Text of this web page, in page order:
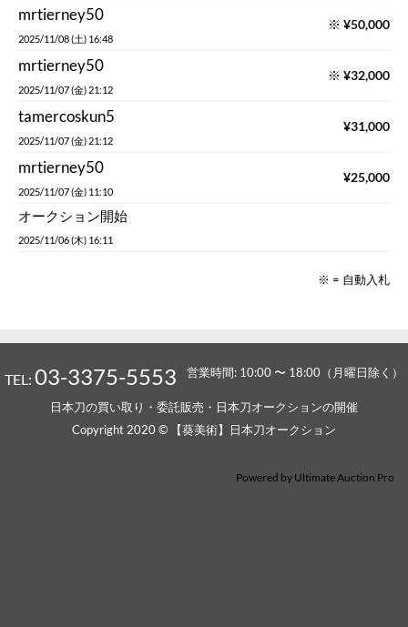
mrtierney50
2025/11/08 (土) 16:48
※ ¥50,000
mrtierney50
2025/11/07 (金) 21:12
※ ¥32,000
tamercoskun5
2025/11/07 (金) 21:12
¥31,000
mrtierney50
2025/11/07 (金) 11:10
¥25,000
オークション開始
2025/11/06 (木) 16:11
※ = 自動入札
TEL:03-3375-5553 営業時間: 10:00 〜 18:00（月曜日除く）
日本刀の買い取り・委託販売・日本刀オークションの開催
Copyright 2020 © 【葵美術】日本刀オークション
Powered by Ultimate Auction Pro